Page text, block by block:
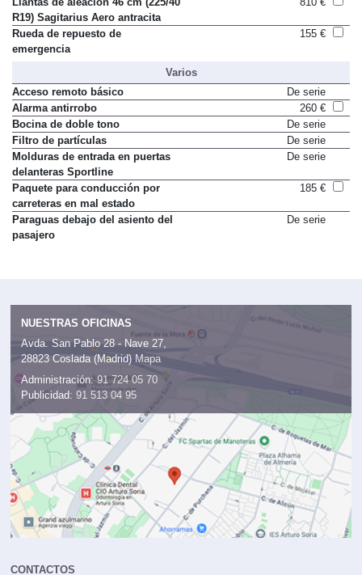
Llantas de aleación 46 cm (225/40
R19) Sagitarius Aero antracita
Rueda de repuesto de
Varios
Acceso remoto básico
De serie
Alarma antirrobo
260 €
Bocina de doble tono
De serie
Filtro de partículas
De serie
Molduras de entrada en puertas
delanteras Sportline
Paquete para conducción por
carreteras en mal estado
Paraguas debajo del asiento del
NUESTRAS OFICINAS
Avda. San Pablo 28 - Nave 27,
28823 Coslada (Madrid)
Mapa
Administración:91 724 05 70
Publicidad: